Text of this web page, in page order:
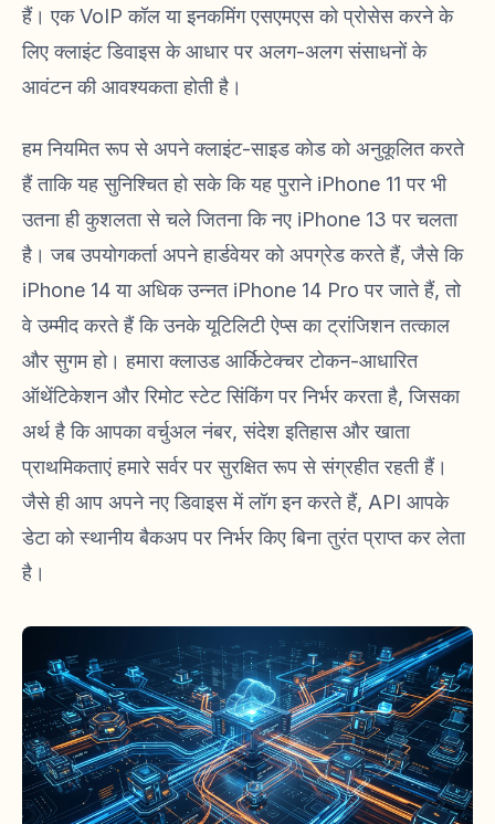
हैं। एक VoIP कॉल या इनकमिंग एसएमएस को प्रोसेस करने के
लिए क्लाइंट डिवाइस के आधार पर अलग-अलग संसाधनों के
आवंटन की आवश्यकता होती है।
हम नियमित रूप से अपने क्लाइंट-साइड कोड को अनुकूलित करते
हैं ताकि यह सुनिश्चित हो सके कि यह पुराने iPhone 11 पर भी
उतना ही कुशलता से चले जितना कि नए iPhone 13 पर चलता
है। जब उपयोगकर्ता अपने हार्डवेयर को अपग्रेड करते हैं, जैसे कि
iPhone 14 या अधिक उन्नत iPhone 14 Pro पर जाते हैं, तो
वे उम्मीद करते हैं कि उनके यूटिलिटी ऐप्स का ट्रांजिशन तत्काल
और सुगम हो। हमारा क्लाउड आर्किटेक्चर टोकन-आधारित
ऑथेंटिकेशन और रिमोट स्टेट सिंकिंग पर निर्भर करता है, जिसका
अर्थ है कि आपका वर्चुअल नंबर, संदेश इतिहास और खाता
प्राथमिकताएं हमारे सर्वर पर सुरक्षित रूप से संग्रहीत रहती हैं।
जैसे ही आप अपने नए डिवाइस में लॉग इन करते हैं, API आपके
डेटा को स्थानीय बैकअप पर निर्भर किए बिना तुरंत प्राप्त कर लेता
है।